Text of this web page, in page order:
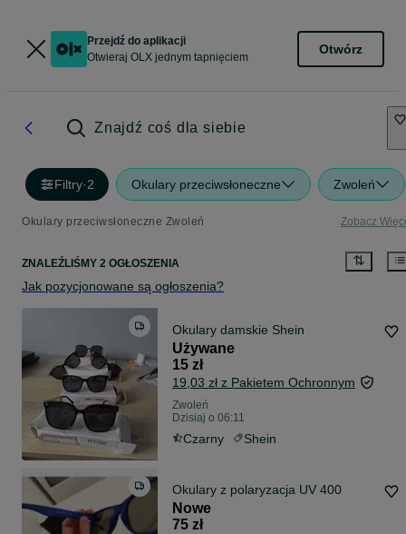
Przejdź do aplikacji
Otwieraj OLX jednym tapnięciem
Otwórz
Znajdź coś dla siebie
Filtry·2 Okulary przeciwsłoneczne Zwoleń
Okulary przeciwsłoneczne Zwoleń Zobacz
ZNALEŹLIŚMY 2 OGŁOSZENIA
Jak pozycjonowane są ogłoszenia?
Okulary damskie Shein
Używane
15 zł
19,03 zł z Pakietem Ochronnym
Zwoleń
Dzisiaj o 06:11
Czarny Shein
Okulary z polaryzacja UV 400
Nowe
75 zł